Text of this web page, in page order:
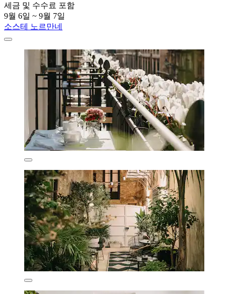
세금 및 수수료 포함
9월 6일 ~ 9월 7일
소스테 노르만네